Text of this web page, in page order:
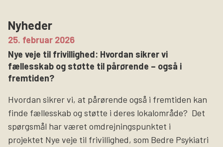
Nyheder
25. februar 2026
Nye veje til frivillighed: Hvordan sikrer vi
fællesskab og støtte til pårørende – også i
fremtiden?
Hvordan sikrer vi, at pårørende også i fremtiden kan
finde fællesskab og støtte i deres lokalområde? Det
spørgsmål har været omdrejningspunktet i
projektet Nye veje til frivillighed, som Bedre Psykiatri